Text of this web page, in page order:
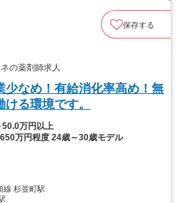
保存する
の薬剤師求人
なめ！有給消化率高め！無
る環境です。
50.0万円以上
650万円程度 24歳～30歳モデル
線 杉並町駅